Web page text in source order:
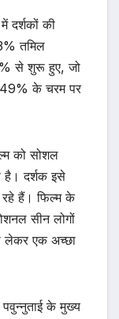
दर्शकों की
तमिल
से शुरू हुए, जो
के चरम पर
को सोशल
है। दर्शक इसे
रहे हैं। फिल्म के
सीन लोगों
लेकर एक अच्छा
के मुख्य